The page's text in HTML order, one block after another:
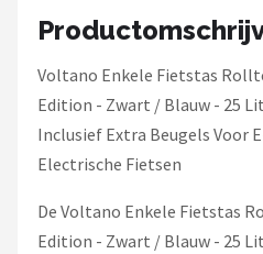
Voltano Enkele Fietstas
Edition - Zwart / Blauw - 25
Inclusief Extra Beugels Voor
Electrische Fietsen
De Voltano Enkele Fietstas
Edition - Zwart / Blauw - 25